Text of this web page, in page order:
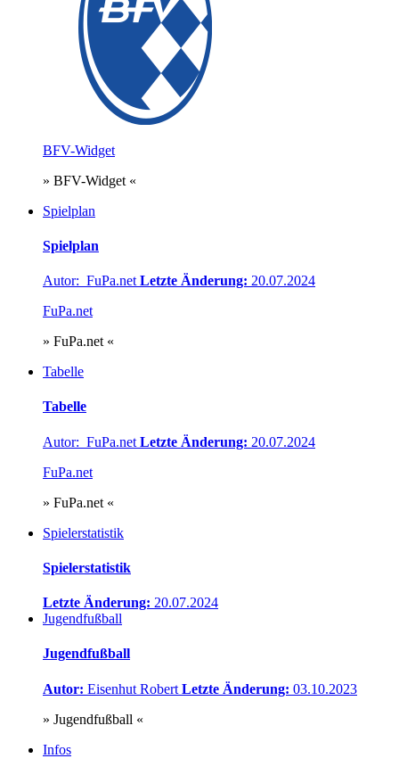
BFV-Widget
» BFV-Widget «
Spielplan
Spielplan
Autor: FuPa.net Letzte Änderung: 20.07.2024
FuPa.net
» FuPa.net «
Tabelle
Tabelle
Autor: FuPa.net Letzte Änderung: 20.07.2024
FuPa.net
» FuPa.net «
Spielerstatistik
Spielerstatistik
Letzte Änderung: 20.07.2024
Jugendfußball
Jugendfußball
Autor: Eisenhut Robert Letzte Änderung: 03.10.2023
» Jugendfußball «
Infos